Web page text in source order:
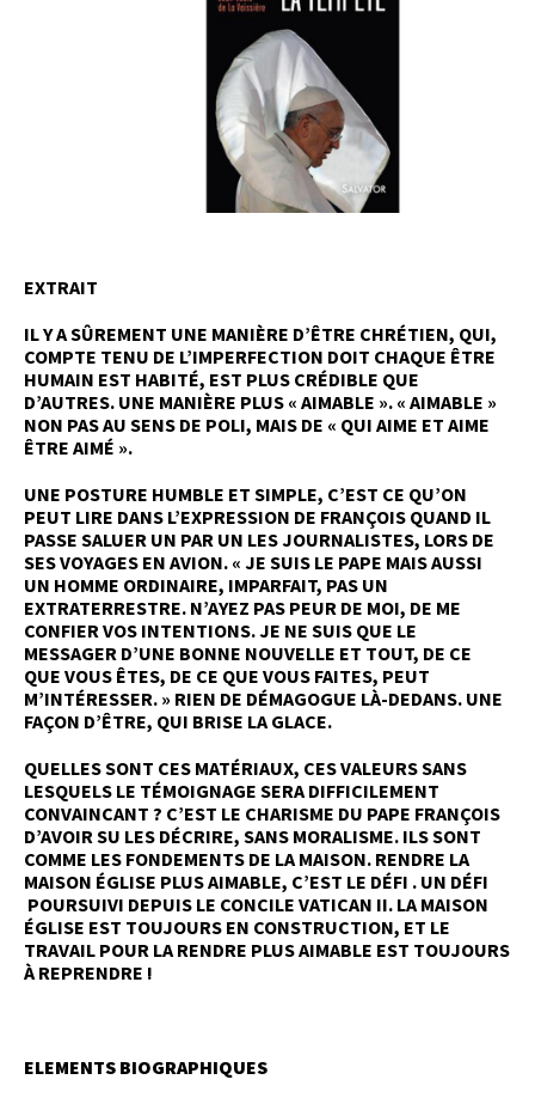
EXTRAIT
IL Y A SÛREMENT UNE MANIÈRE D’ÊTRE CHRÉTIEN, QUI,
COMPTE TENU DE L’IMPERFECTION DOIT CHAQUE ÊTRE
HUMAIN EST HABITÉ, EST PLUS CRÉDIBLE QUE
D’AUTRES. UNE MANIÈRE PLUS « AIMABLE ». « AIMABLE »
NON PAS AU SENS DE POLI, MAIS DE « QUI AIME ET AIME
ÊTRE AIMÉ ».
UNE POSTURE HUMBLE ET SIMPLE, C’EST CE QU’ON
PEUT LIRE DANS L’EXPRESSION DE FRANÇOIS QUAND IL
PASSE SALUER UN PAR UN LES JOURNALISTES, LORS DE
SES VOYAGES EN AVION. « JE SUIS LE PAPE MAIS AUSSI
UN HOMME ORDINAIRE, IMPARFAIT, PAS UN
EXTRATERRESTRE. N’AYEZ PAS PEUR DE MOI, DE ME
CONFIER VOS INTENTIONS. JE NE SUIS QUE LE M
ESSAGER D’UNE BONNE NOUVELLE ET TOUT, DE CE Q
UE VOUS ÊTES, DE CE QUE VOUS FAITES, PEUT M
’INTÉRESSER. » RIEN DE DÉMAGOGUE LÀ-DEDANS. UNE F
AÇON D’ÊTRE, QUI BRISE LA GLACE.
QUELLES SONT CES MATÉRIAUX, CES VALEURS SANS
LESQUELS LE TÉMOIGNAGE SERA DIFFICILEMENT C
ONVAINCANT ? C’EST LE CHARISME DU PAPE FRANÇOIS D
’AVOIR SU LES DÉCRIRE, SANS MORALISME. ILS SONT C
OMME LES FONDEMENTS DE LA MAISON. RENDRE LA M
AISON ÉGLISE PLUS AIMABLE, C’EST LE DÉFI . UN DÉFI PO
URSUIVI DEPUIS LE CONCILE VATICAN II. LA MAISON ÉGL
ISE EST TOUJOURS EN CONSTRUCTION, ET LE TRA
VAIL POUR LA RENDRE PLUS AIMABLE EST TOUJOURS À R
EPRENDRE !
ELEMENTS BIOGRAPHIQUES